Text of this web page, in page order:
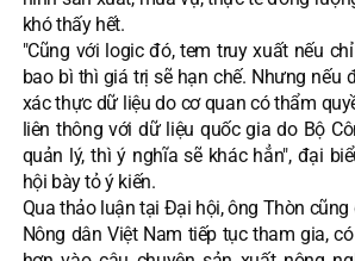
khó thấy hết.
"Cũng với logic đó, tem truy xuất nếu
bao bì thì giá trị sẽ hạn chế. Nhưng nếu
xác thực dữ liệu do cơ quan có thẩm
liên thông với dữ liệu quốc gia do Bộ
quản lý, thì ý nghĩa sẽ khác hẳn", đại
hội bày tỏ ý kiến.
Qua thảo luận tại Đại hội, ông Thòn
Nông dân Việt Nam tiếp tục tham gia,